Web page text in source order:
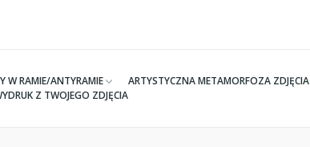
W RAMIE/ANTYRAMIE ARTYSTYCZNA METAMORFOZA ZDJĘCIA
Z TWOJEGO ZDJĘCIA